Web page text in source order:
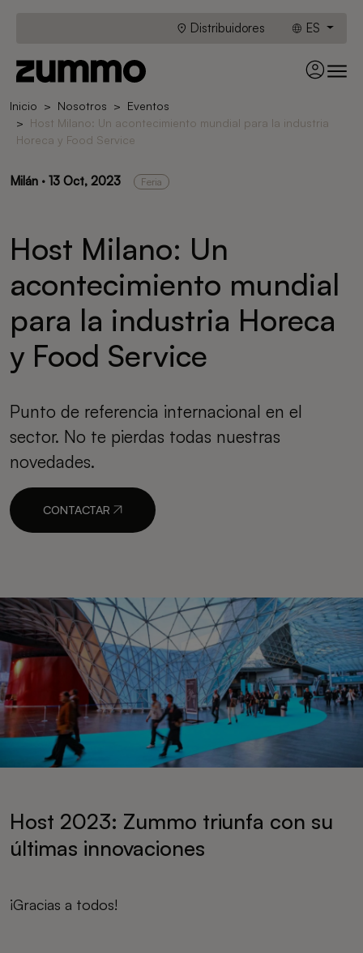
Distribuidores ES
Inicio Nosotros
Eventos
Host Milano: Un acontecimiento mundial para la industria
Horeca y Food Service
Milán · 13 Oct, 2023 Feria
Host Milano: Un
acontecimiento mundial
para la industria Horeca
y Food Service
Punto de referencia internacional en el
sector. No te pierdas todas nuestras
novedades.
CONTACTAR
Host 2023: Zummo triunfa con su
últimas innovaciones
¡Gracias a todos!